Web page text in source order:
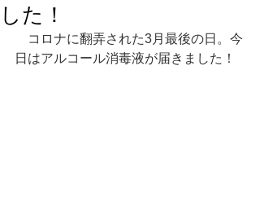
した！
コロナに翻弄された3月最後の日。今
日はアルコール消毒液が届きました！